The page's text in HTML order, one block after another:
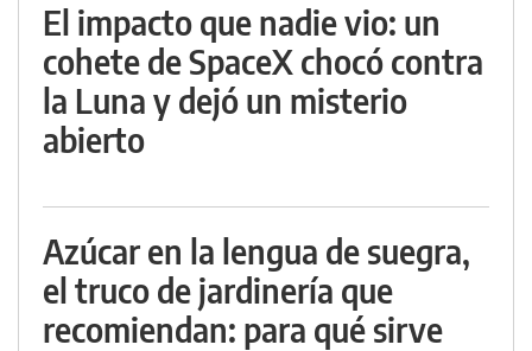
El impacto que nadie vio: un
cohete de SpaceX chocó contra
la Luna y dejó un misterio
abierto
Azúcar en la lengua de suegra,
el truco de jardinería que
recomiendan: para qué sirve